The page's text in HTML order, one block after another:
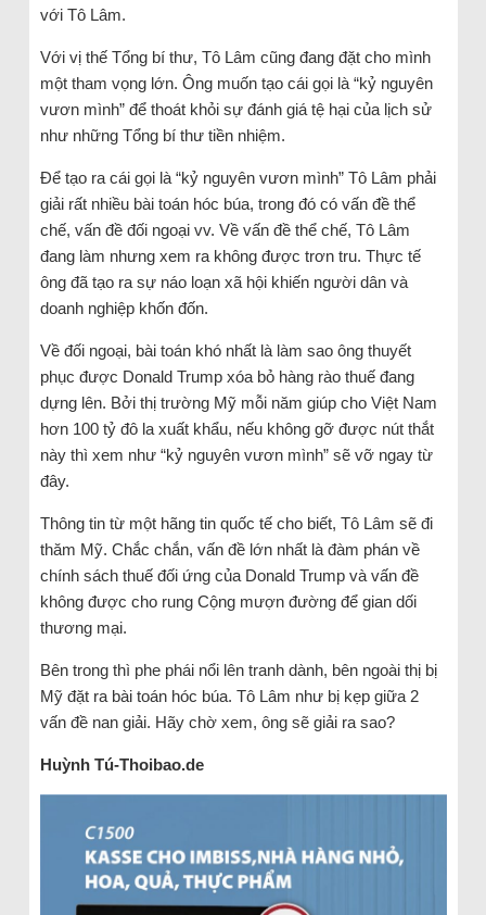
với Tô Lâm.
Với vị thế Tổng bí thư, Tô Lâm cũng đang đặt cho mình
một tham vọng lớn. Ông muốn tạo cái gọi là “kỷ nguyên
vươn mình” để thoát khỏi sự đánh giá tệ hại của lịch sử
như những Tổng bí thư tiền nhiệm.
Để tạo ra cái gọi là “kỷ nguyên vươn mình” Tô Lâm phải
giải rất nhiều bài toán hóc búa, trong đó có vấn đề thể
chế, vấn đề đối ngoại vv. Về vấn đề thể chế, Tô Lâm
đang làm nhưng xem ra không được trơn tru. Thực tế
ông đã tạo ra sự náo loạn xã hội khiến người dân và
doanh nghiệp khốn đốn.
Về đối ngoại, bài toán khó nhất là làm sao ông thuyết
phục được Donald Trump xóa bỏ hàng rào thuế đang
dựng lên. Bởi thị trường Mỹ mỗi năm giúp cho Việt Nam
hơn 100 tỷ đô la xuất khẩu, nếu không gỡ được nút thắt
này thì xem như “kỷ nguyên vươn mình” sẽ vỡ ngay từ
đây.
Thông tin từ một hãng tin quốc tế cho biết, Tô Lâm sẽ đi
thăm Mỹ. Chắc chắn, vấn đề lớn nhất là đàm phán về
chính sách thuế đối ứng của Donald Trump và vấn đề
không được cho rung Cộng mượn đường để gian dối
thương mại.
Bên trong thì phe phái nổi lên tranh dành, bên ngoài thị bị
Mỹ đặt ra bài toán hóc búa. Tô Lâm như bị kẹp giữa 2
vấn đề nan giải. Hãy chờ xem, ông sẽ giải ra sao?
Huỳnh Tú-Thoibao.de